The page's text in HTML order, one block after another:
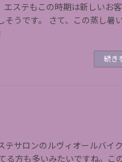
エステもこの時期は新しいお
そうです。 さて、この蒸し暑
続き
テサロンのルヴィオールバイ
る方も多いみたいですね。こ